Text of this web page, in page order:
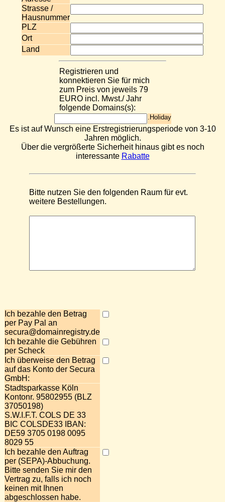
Strasse /
Hausnummer
PLZ
Ort
Land
Registrieren und
konnektieren Sie für mich
zum Preis von jeweils 79
EURO incl. Mwst./ Jahr
folgende Domains(s):
.Holiday
Es ist auf Wunsch eine Erstregistrierungsperiode von 3-10
Jahren möglich.
Über die vergrößerte Sicherheit hinaus gibt es noch
interessante Rabatte
Bitte nutzen Sie den folgenden Raum für evt.
weitere Bestellungen.
Ich bezahle den Betrag
per Pay Pal an
secura@domainregistry.de
Ich bezahle die Gebühren
per Scheck
Ich überweise den Betrag
auf das Konto der Secura
GmbH:
Stadtsparkasse Köln
Kontonr. 95802955 (BLZ
37050198)
S.W.I.F.T. COLS DE 33
BIC COLSDE33 IBAN:
DE59 3705 0198 0095
8029 55
Ich bezahle den Auftrag
per (SEPA)-Abbuchung.
Bitte senden Sie mir den
Vertrag zu, falls ich noch
keinen mit Ihnen
abgeschlossen habe.